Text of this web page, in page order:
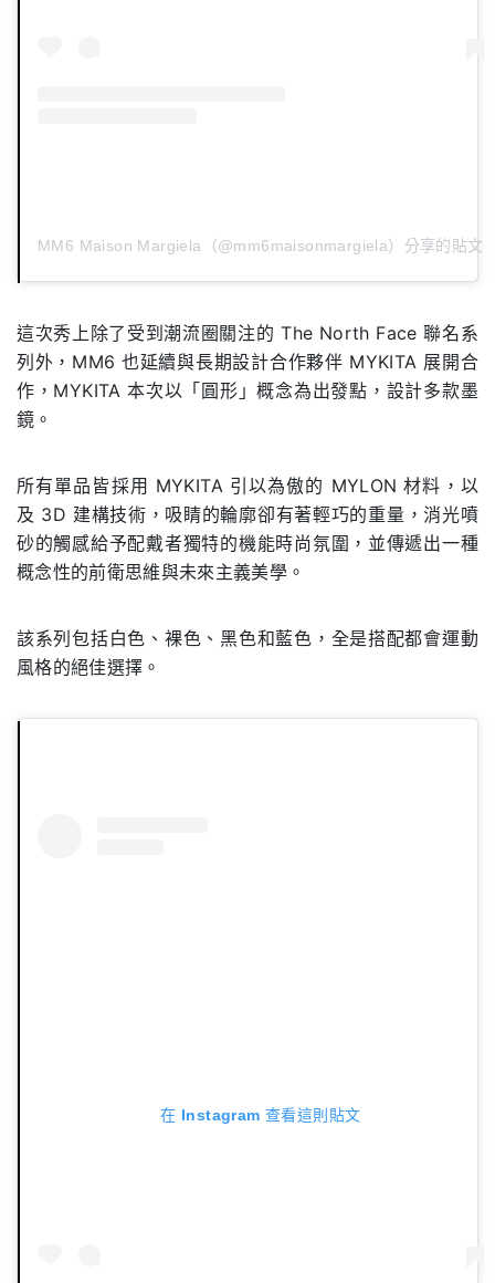
MM6 Maison Margiela（@mm6maisonmargiela）分享的貼文
這次秀上除了受到潮流圈關注的 The North Face 聯名系
列外，MM6 也延續與長期設計合作夥伴 MYKITA 展開合
作，MYKITA 本次以「圓形」概念為出發點，設計多款墨
鏡。
所有單品皆採用 MYKITA 引以為傲的 MYLON 材料，以
及 3D 建構技術，吸睛的輪廓卻有著輕巧的重量，消光噴
砂的觸感給予配戴者獨特的機能時尚氛圍，並傳遞出一種
概念性的前衛思維與未來主義美學。
該系列包括白色、裸色、黑色和藍色，全是搭配都會運動
風格的絕佳選擇。
在 Instagram 查看這則貼文